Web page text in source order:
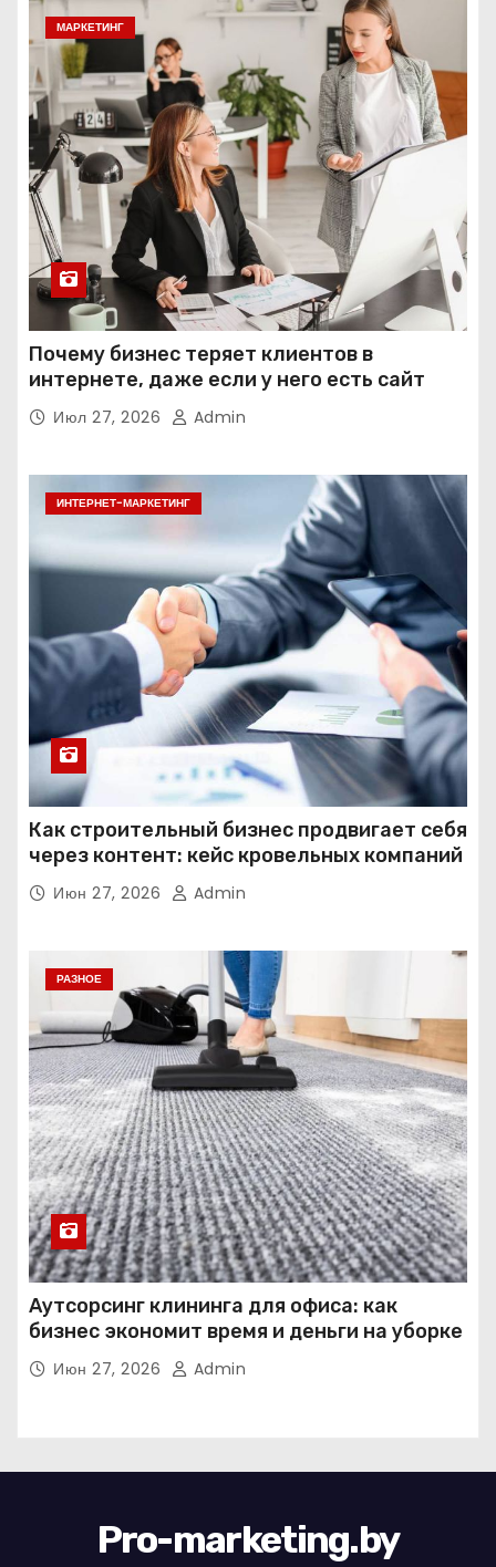
МАРКЕТИНГ
Почему бизнес теряет клиентов в
интернете, даже если у него есть сайт
Июл 27, 2026 Admin
ИНТЕРНЕТ-МАРКЕТИНГ
Как строительный бизнес продвигает себя
через контент: кейс кровельных компаний
Июн 27, 2026 Admin
РАЗНОЕ
Аутсорсинг клининга для офиса: как
бизнес экономит время и деньги на уборке
Июн 27, 2026 Admin
Pro-marketing.by